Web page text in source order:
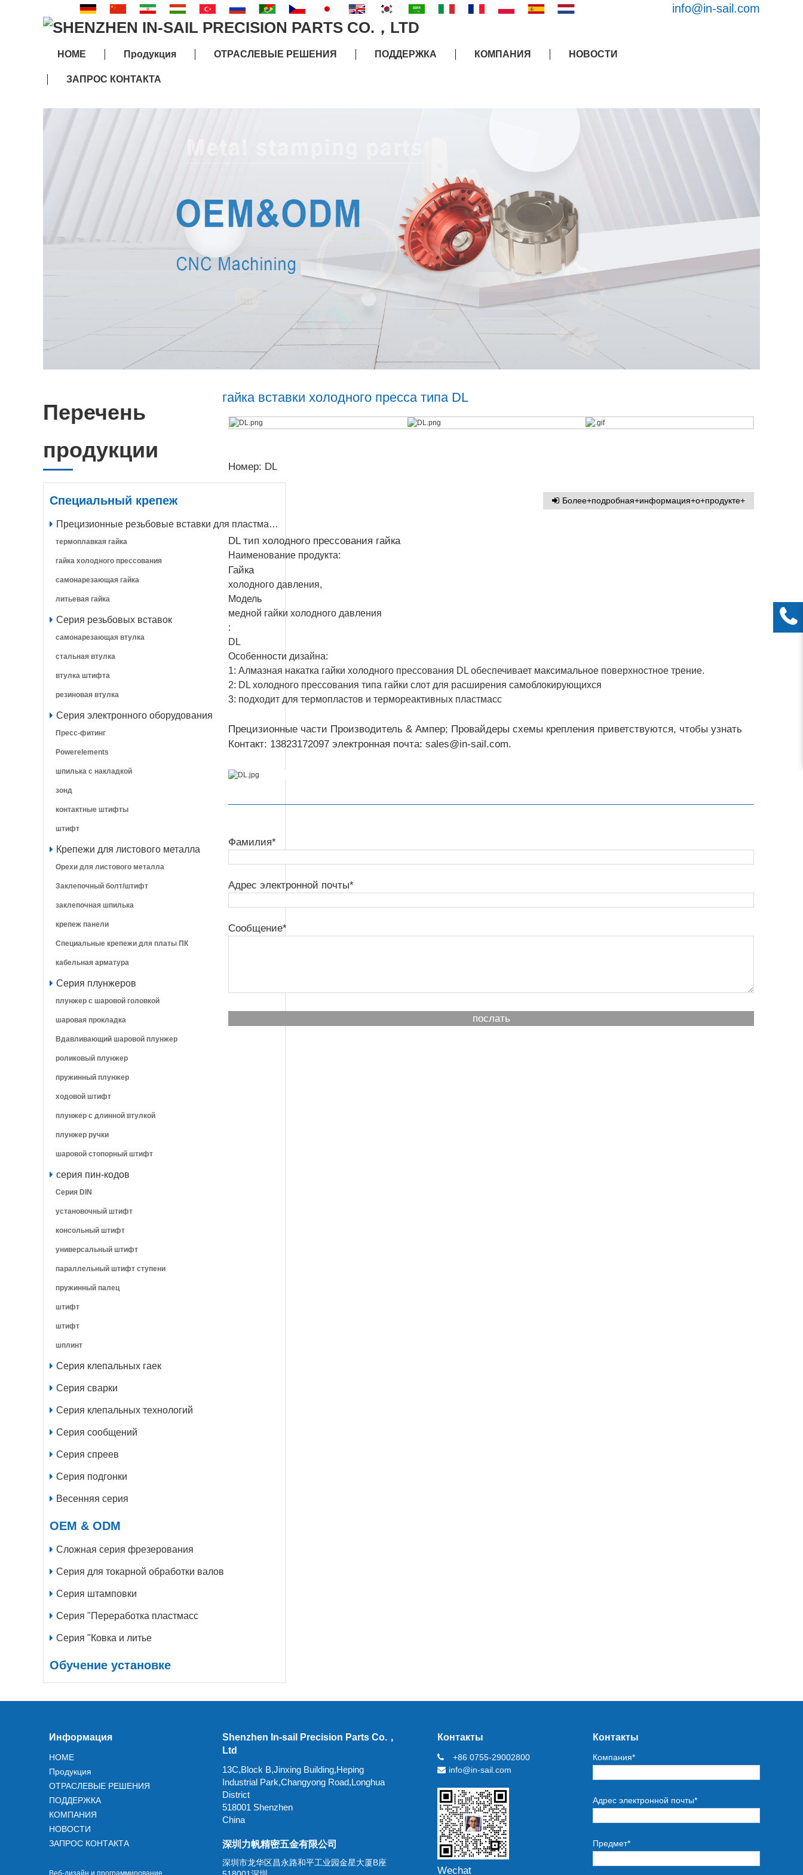
info@in-sail.com
HOME Продукция ОТРАСЛЕВЫЕ РЕШЕНИЯ ПОДДЕРЖКА КОМПАНИЯ НОВОСТИ
ЗАПРОС КОНТАКТА
Перечень
продукции
Специальный крепеж
Прецизионные резьбовые вставки для пластмассовых деталей
термоплавкая гайка
гайка холодного прессования
самонарезающая гайка
литьевая гайка
Серия резьбовых вставок
самонарезающая втулка
стальная втулка
втулка штифта
резиновая втулка
Серия электронного оборудования
Пресс-фитинг
Powerelements
шпилька с накладкой
зонд
контактные штифты
штифт
Крепежи для листового металла
Орехи для листового металла
Заклепочный болт/штифт
заклепочная шпилька
крепеж панели
Специальные крепежи для платы ПК
кабельная арматура
Серия плунжеров
плунжер с шаровой головкой
шаровая прокладка
Вдавливающий шаровой плунжер
роликовый плунжер
пружинный плунжер
ходовой штифт
плунжер с длинной втулкой
плунжер ручки
шаровой стопорный штифт
серия пин-кодов
Серия DIN
установочный штифт
консольный штифт
универсальный штифт
параллельный штифт ступени
пружинный палец
штифт
штифт
шплинт
Серия клепальных гаек
Серия сварки
Серия клепальных технологий
Серия сообщений
Серия спреев
Серия подгонки
Весенняя серия
OEM & ODM
Сложная серия фрезерования
Серия для токарной обработки валов
Серия штамповки
Серия "Переработка пластмасс
Серия "Ковка и литье
Обучение установке
гайка вставки холодного пресса типа DL
Номер: DL
Более+подробная+информация+о+продукте+
DL тип холодного прессования гайка
Наименование продукта:
Гайка
холодного давления,
Модель
медной гайки холодного давления
:
DL
Особенности дизайна:
1: Алмазная накатка гайки холодного прессования DL обеспечивает максимальное поверхностное трение.
2: DL холодного прессования типа гайки слот для расширения самоблокирующихся
3: подходит для термопластов и термореактивных пластмасс
Прецизионные части Производитель & Ампер; Провайдеры схемы крепления приветствуются, чтобы узнать
Контакт: 13823172097 электронная почта: sales@in-sail.com.
Фамилия*
Адрес электронной почты*
Сообщение*
послать
Информация
HOME
Продукция
ОТРАСЛЕВЫЕ РЕШЕНИЯ
ПОДДЕРЖКА
КОМПАНИЯ
НОВОСТИ
ЗАПРОС КОНТАКТА
Веб-дизайн и программирование
Shenzhen In-sail Precision Parts Co.，
Ltd
13C,Block B,Jinxing Building,Heping
Industrial Park,Changyong Road,Longhua
District
518001 Shenzhen
China
深圳力帆精密五金有限公司
深圳市龙华区昌永路和平工业园金星大厦B座
Контакты
+86 0755-29002800
info@in-sail.com
Wechat
Контакты
Компания*
Адрес электронной почты*
Предмет*